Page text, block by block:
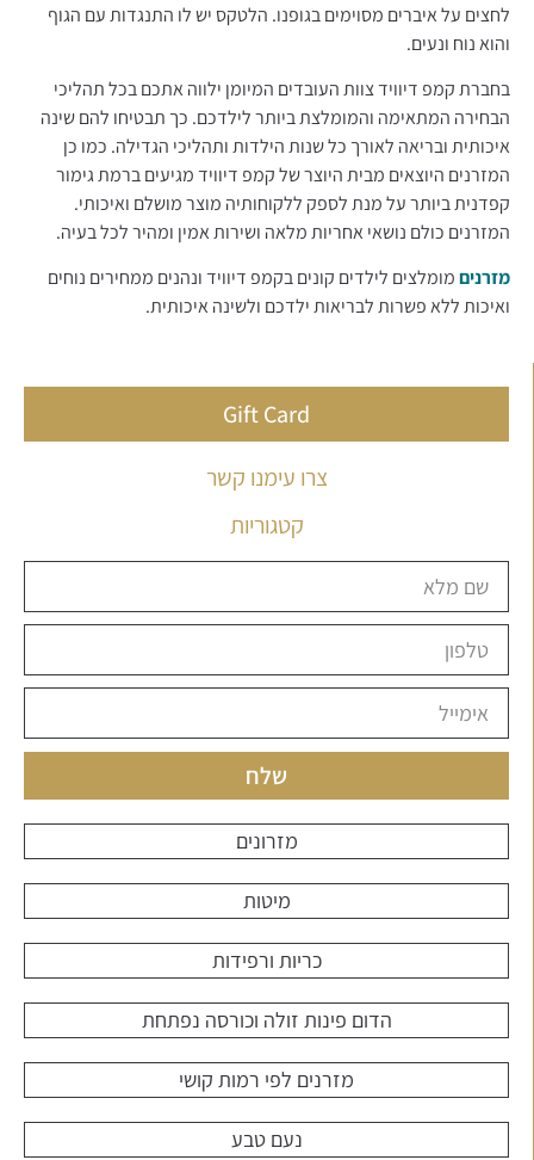
לחצים על איברים מסוימים בגופנו. הלטקס יש לו התנגדות עם הגוף
והוא נוח ונעים.
בחברת קמפ דיוויד צוות העובדים המיומן ילווה אתכם בכל תהליכי
הבחירה המתאימה והמומלצת ביותר לילדכם. כך תבטיחו להם שינה
איכותית ובריאה לאורך כל שנות הילדות ותהליכי הגדילה. כמו כן
המזרנים היוצאים מבית היוצר של קמפ דיוויד מגיעים ברמת גימור
קפדנית ביותר על מנת לספק ללקוחותיה מוצר מושלם ואיכותי.
המזרנים כולם נושאי אחריות מלאה ושירות אמין ומהיר לכל בעיה.
מזרניםמומלצים לילדים קונים בקמפ דיוויד ונהנים ממחירים נוחים
ואיכות ללא פשרות לבריאות ילדכם ולשינה איכותית.
Gift Card
צרו עימנו קשר
קטגוריות
שלח
מזרונים
מיטות
כריות ורפידות
הדום פינות זולה וכורסה נפתחת
מזרנים לפי רמות קושי
נעם טבע